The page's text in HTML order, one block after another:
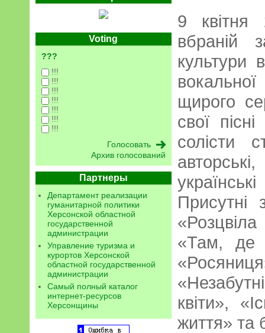
Voting
???
!!!
!!!
!!!
!!!
!!!
!!!
!!!
Архив голосований
Партнеры
Департамент реализации
гуманитарной политики
Херсонской областной
государственной
администрации
Управление туризма и
курортов Херсонской
областной государственной
администрации
Самый полный каталог
интернет-ресурсов
Херсонщины
9 квітня
вбраній
культури
щирого
свої
солісти
Присутні
«Там, де
квіти»,
життя» та